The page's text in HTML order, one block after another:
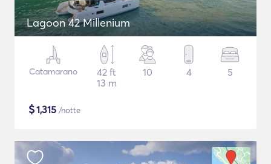
Lagoon 42 Millenium
Catamarano
42 ft
13 m
10 4 5
$1,315 /notte